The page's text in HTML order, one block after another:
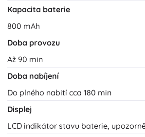
Kapacita baterie
800 mAh
Doba provozu
Až 90 min
Doba nabíjení
Do plného nabití cca 180 min
Displej
LCD indikátor stavu baterie,